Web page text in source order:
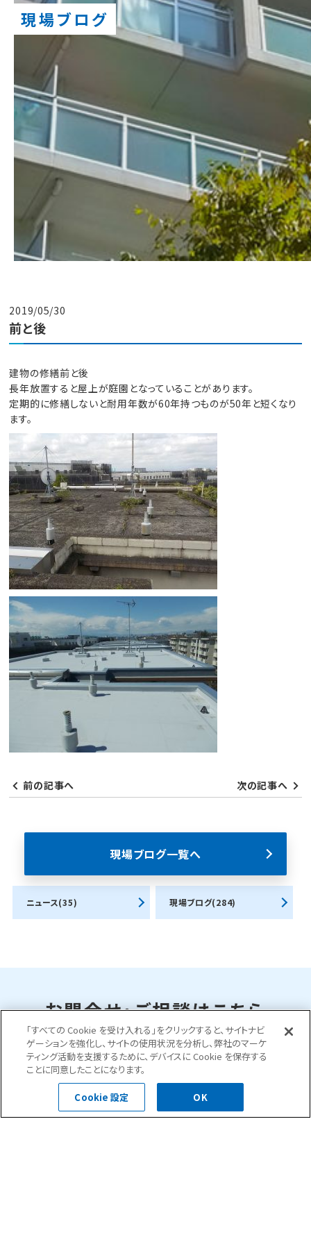
現場ブログ
2019/05/30
前と後
建物の修繕前と後
長年放置すると屋上が庭園となっていることがあります。
定期的に修繕しないと耐用年数が60年持つものが50年と短くなり
ます。
前の記事へ 次の記事へ
現場ブログ一覧へ
ニュース(35) 現場ブログ(284)
お問合せ・ご相談はこちら
0120-400-252
受付時間 平日 8:30～18:00
「すべての Cookie を受け入れる」をクリックすると、サイトナビ
ゲーションを強化し、サイトの使用状況を分析し、弊社のマーケ
ティング活動を支援するために、デバイスに Cookie を保存する
ことに同意したことになります。
Cookie 設定 OK